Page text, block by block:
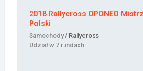
2018 Rallycross OPONEO
Polski
Samochody/ Rallycross
Udział w 7 rundach